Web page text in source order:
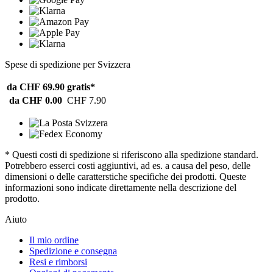
Spese di spedizione per Svizzera
da CHF 69.90 gratis*
da CHF 0.00 CHF 7.90
* Questi costi di spedizione si riferiscono alla spedizione standard.
Potrebbero esserci costi aggiuntivi, ad es. a causa del peso, delle
dimensioni o delle caratterstiche specifiche dei prodotti. Queste
informazioni sono indicate direttamente nella descrizione del
prodotto.
Aiuto
Il mio ordine
Spedizione e consegna
Resi e rimborsi